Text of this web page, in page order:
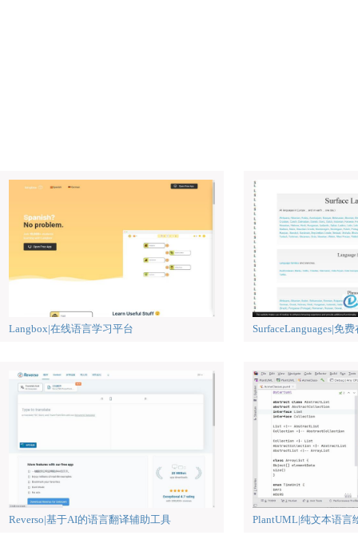
Langbox|在线语言学习平台 SurfaceLanguages|免
Reverso|基于AI的语言翻译辅助工具 PlantUML|纯文本语言